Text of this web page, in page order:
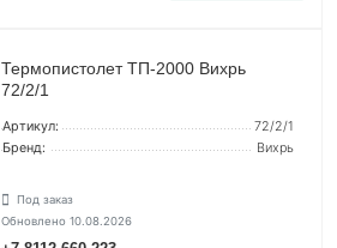
Термопистолет ТП-2000 Вихрь
72/2/1
Артикул:
72/2/1
Бренд:
Вихрь
Под заказ
Обновлено 10.08.2026